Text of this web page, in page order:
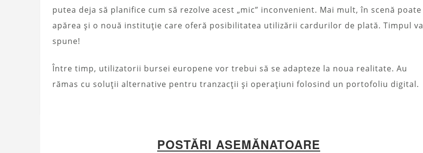
putea deja să planifice cum să rezolve acest „mic” inconvenient. Mai mult, în scenă poate
apărea și o nouă instituție care oferă posibilitatea utilizării cardurilor de plată. Timpul va
spune!
Între timp, utilizatorii bursei europene vor trebui să se adapteze la noua realitate. Au
rămas cu soluții alternative pentru tranzacții și operațiuni folosind un portofoliu digital.
POSTĂRI ASEMĂNATOARE